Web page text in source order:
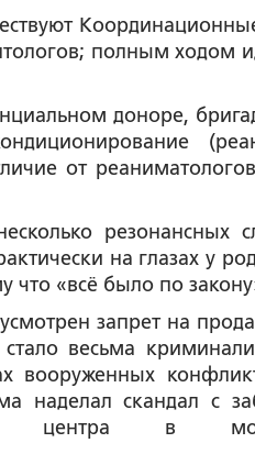
полным ходом
доноре,
от
резонансных
на глазах у
что «всё было по
запрет на
весьма
вооруженных
наделал скандал с
центра в